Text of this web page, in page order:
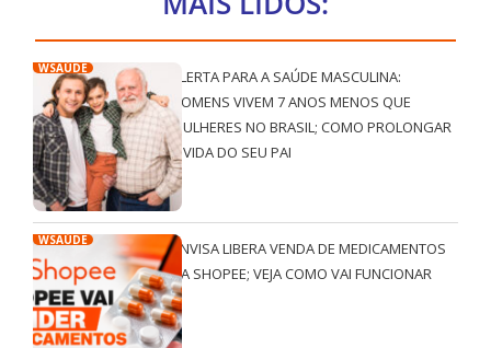
WSAÚDE
ALERTA PARA A SAÚDE MASCULINA:
HOMENS VIVEM 7 ANOS MENOS QUE
MULHERES NO BRASIL; COMO PROLONGAR
A VIDA DO SEU PAI
WSAÚDE
ANVISA LIBERA VENDA DE MEDICAMENTOS
NA SHOPEE; VEJA COMO VAI FUNCIONAR